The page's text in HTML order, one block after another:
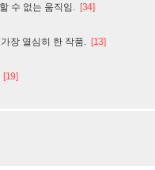
수 없는 움직임. [34]
장 열심히 한 작품. [13]
[19]